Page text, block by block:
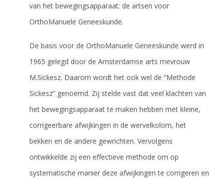
van het bewegingsapparaat: de artsen voor
OrthoManuele Geneeskunde.
De basis voor de OrthoManuele Geneeskunde werd in
1965 gelegd door de Amsterdamse arts mevrouw
M.Sickesz. Daarom wordt het ook wel de “Methode
Sickesz” genoemd. Zij stelde vast dat veel klachten van
het bewegingsapparaat te maken hebben met kleine,
corrigeerbare afwijkingen in de wervelkolom, het
bekken en de andere gewrichten. Vervolgens
ontwikkelde zij een effectieve methode om op
systematische manier deze afwijkingen te corrigeren en